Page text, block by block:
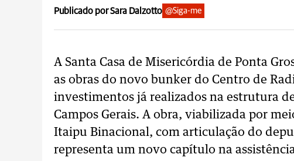
Publicado por Sara Dalzotto @Siga-me
A Santa Casa de Misericórdia de Ponta
as obras do novo bunker do Centro de
investimentos já realizados na estrutura
Campos Gerais. A obra, viabilizada por
Itaipu Binacional, com articulação do
representa um novo capítulo na